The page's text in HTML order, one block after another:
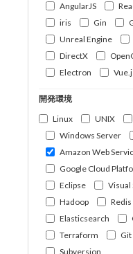
AngularJS
iris
Gin
Unreal Engine
DirectX
Electron
開発環境
Linux
UNIX
Windows Server
Amazon Web
Google Cloud
Eclipse
Visual
Hadoop
Redis
Elasticsearch
Terraform
Git
Subversion